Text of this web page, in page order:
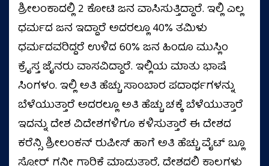
ಶ್ರೀಲಂಕಾದಲ್ಲಿ 2 ಕೋಟಿ ಜನ ವಾಸಿಸುತ್ತಿದ್ದಾರೆ. ಇಲ್ಲಿ ಎಲ್ಲ
ಧರ್ಮದ ಜನ ಇದ್ದಾರೆ ಅದರಲ್ಲೂ 40% ತಮಿಳು
ಧರ್ಮದವರಿದ್ದರೆ ಉಳಿದ 60% ಜನ ಹಿಂದೂ ಮುಸ್ಲಿಂ
ಕ್ರೈಸ್ತ ಜೈನರು ವಾಸವಿದ್ದಾರೆ. ಇಲ್ಲಿಯ ಮಾತು ಭಾಷೆ
ಸಿಂಗಳಂ. ಇಲ್ಲಿ ಅತಿ ಹೆಚ್ಚು ಸಾಂಬಾರ ಪದಾರ್ಥಗಳನ್ನು
ಬೆಳೆಯುತ್ತಾರೆ ಅದರಲ್ಲೂ ಅತಿ ಹೆಚ್ಚು ಚಕ್ಕೆ ಬೆಳೆಯುತ್ತಾರೆ
ಇದನ್ನು ದೇಶ ವಿದೇಶಗಳಿಗೂ ಕಳಿಸುತ್ತಾರೆ ಈ ದೇಶದ
ಕರೆನ್ಸಿ ಶ್ರೀಲಂಕನ್ ರುಪೀಸ್ ಹಾಗೆ ಅತಿ ಹೆಚ್ಚು ವೈಟ್ ಬ್ಲೂ